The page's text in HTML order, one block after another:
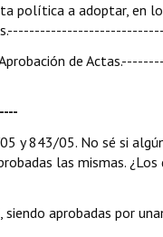
política a adoptar, en
Aprobación de
y 843/05. No sé si
las mismas.
siendo aprobadas por